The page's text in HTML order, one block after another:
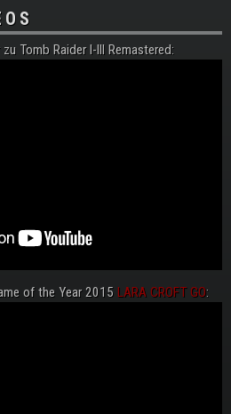
Tomb Raider I-III Remastered:
of the Year 2015 LARA CROFT GO: